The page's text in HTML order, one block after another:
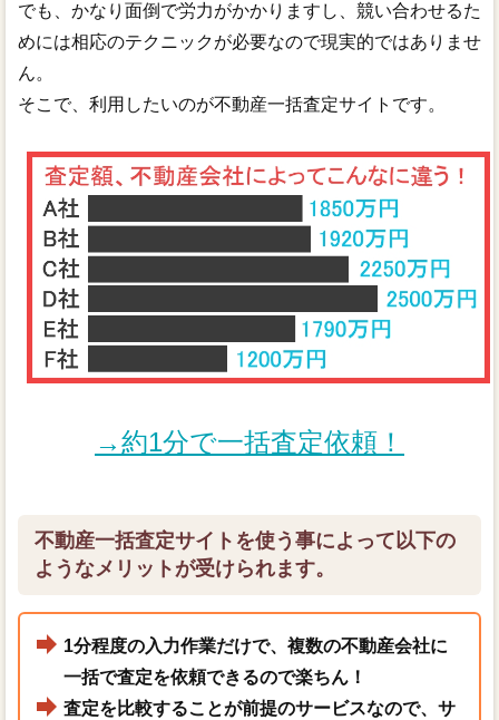
でも、かなり面倒で労力がかかりますし、競い合わせるた
めには相応のテクニックが必要なので現実的ではありませ
ん。
そこで、利用したいのが不動産一括査定サイトです。
→約1分で一括査定依頼！
不動産一括査定サイトを使う事によって以下の
ようなメリットが受けられます。
1分程度の入力作業だけで、複数の不動産会社に
一括で査定を依頼できるので楽ちん！
査定を比較することが前提のサービスなので、サ